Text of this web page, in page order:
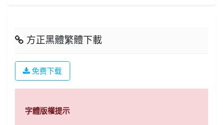
方正黑體繁體下載
免费下载
字體版權提示